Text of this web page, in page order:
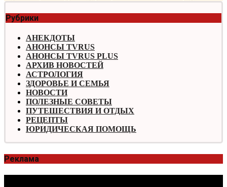
Рубрики
АНЕКДОТЫ
АНОНСЫ TVRUS
АНОНСЫ TVRUS PLUS
АРХИВ НОВОСТЕЙ
АСТРОЛОГИЯ
ЗДОРОВЬЕ И СЕМЬЯ
НОВОСТИ
ПОЛЕЗНЫЕ СОВЕТЫ
ПУТЕШЕСТВИЯ И ОТДЫХ
РЕЦЕПТЫ
ЮРИДИЧЕСКАЯ ПОМОЩЬ
Реклама